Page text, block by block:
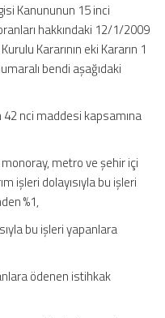
Kanununun 15 inci
hakkındaki 12/1/2009
Kararının eki Kararın 1
bendi aşağıdaki
42 nci maddesi kapsamına
metro ve şehir içi
işleri dolayısıyla bu işleri
%1,
bu işleri yapanlara
ödenen istihkak